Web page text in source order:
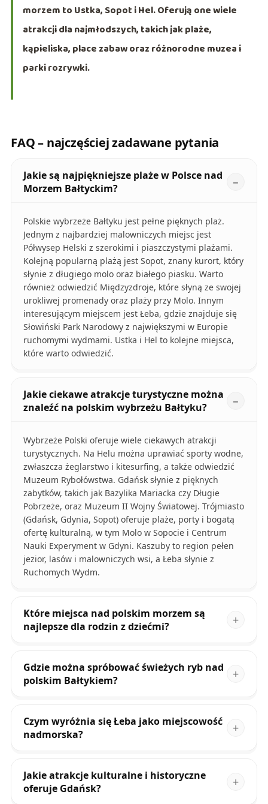
morzem to Ustka, Sopot i Hel. Oferują one wiele
atrakcji dla najmłodszych, takich jak plaże,
kąpieliska, place zabaw oraz różnorodne muzea i
parki rozrywki.
FAQ – najczęściej zadawane pytania
Jakie są najpiękniejsze plaże w Polsce nad
Morzem Bałtyckim?
Polskie wybrzeże Bałtyku jest pełne pięknych plaż.
Jednym z najbardziej malowniczych miejsc jest
Półwysep Helski z szerokimi i piaszczystymi plażami.
Kolejną popularną plażą jest Sopot, znany kurort, który
słynie z długiego molo oraz białego piasku. Warto
również odwiedzić Międzyzdroje, które słyną ze swojej
urokliwej promenady oraz plaży przy Molo. Innym
interesującym miejscem jest Łeba, gdzie znajduje się
Słowiński Park Narodowy z największymi w Europie
ruchomymi wydmami. Ustka i Hel to kolejne miejsca,
które warto odwiedzić.
Jakie ciekawe atrakcje turystyczne można
znaleźć na polskim wybrzeżu Bałtyku?
Wybrzeże Polski oferuje wiele ciekawych atrakcji
turystycznych. Na Helu można uprawiać sporty wodne,
zwłaszcza żeglarstwo i kitesurfing, a także odwiedzić
Muzeum Rybołówstwa. Gdańsk słynie z pięknych
zabytków, takich jak Bazylika Mariacka czy Długie
Pobrzeże, oraz Muzeum II Wojny Światowej. Trójmiasto
(Gdańsk, Gdynia, Sopot) oferuje plaże, porty i bogatą
ofertę kulturalną, w tym Molo w Sopocie i Centrum
Nauki Experyment w Gdyni. Kaszuby to region pełen
jezior, lasów i malowniczych wsi, a Łeba słynie z
Ruchomych Wydm.
Które miejsca nad polskim morzem są
najlepsze dla rodzin z dziećmi?
Gdzie można spróbować świeżych ryb nad
polskim Bałtykiem?
Czym wyróżnia się Łeba jako miejscowość
nadmorska?
Jakie atrakcje kulturalne i historyczne
oferuje Gdańsk?